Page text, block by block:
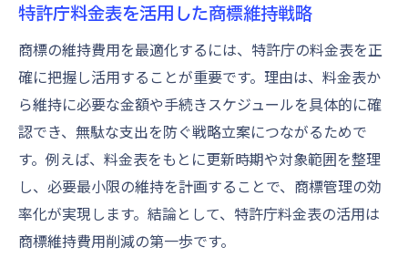
特許庁料金表を活用した商標維持戦略
商標の維持費用を最適化するには、特許庁の料金表を正
確に把握し活用することが重要です。理由は、料金表か
ら維持に必要な金額や手続きスケジュールを具体的に確
認でき、無駄な支出を防ぐ戦略立案につながるためで
す。例えば、料金表をもとに更新時期や対象範囲を整理
し、必要最小限の維持を計画することで、商標管理の効
率化が実現します。結論として、特許庁料金表の活用は
商標維持費用削減の第一歩です。